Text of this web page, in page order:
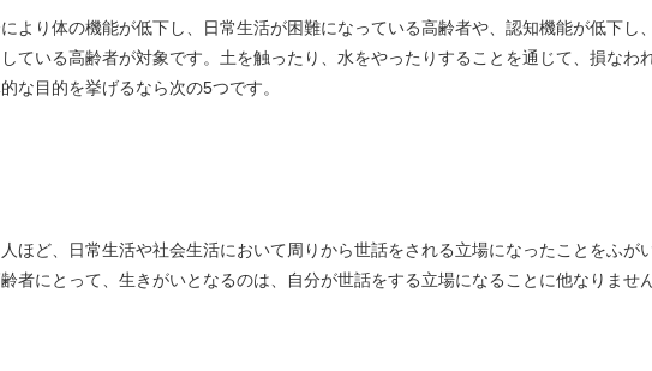
より体の機能が低下し、日常生活が困難になっている高齢者や、認知機能が低下し
ている高齢者が対象です。土を触ったり、水をやったりすることを通じて、損なわ
な目的を挙げるなら次の5つです。
ほど、日常生活や社会生活において周りから世話をされる立場になったことをふが
者にとって、生きがいとなるのは、自分が世話をする立場になることに他なりませ